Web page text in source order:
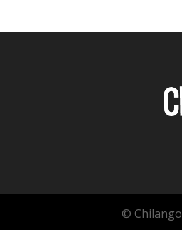
© Chilango